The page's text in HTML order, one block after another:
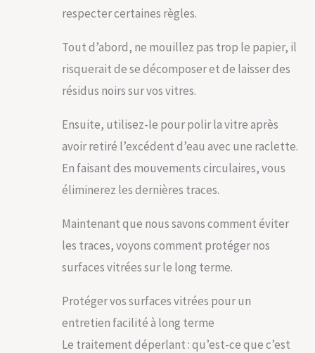
respecter certaines règles.
Tout d’abord, ne mouillez pas trop le papier, il
risquerait de se décomposer et de laisser des
résidus noirs sur vos vitres.
Ensuite, utilisez-le pour polir la vitre après
avoir retiré l’excédent d’eau avec une raclette.
En faisant des mouvements circulaires, vous
éliminerez les dernières traces.
Maintenant que nous savons comment éviter
les traces, voyons comment protéger nos
surfaces vitrées sur le long terme.
Protéger vos surfaces vitrées pour un
entretien facilité à long terme
Le traitement déperlant : qu’est-ce que c’est